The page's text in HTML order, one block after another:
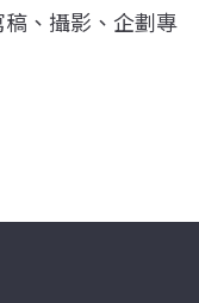
、攝影、企劃專